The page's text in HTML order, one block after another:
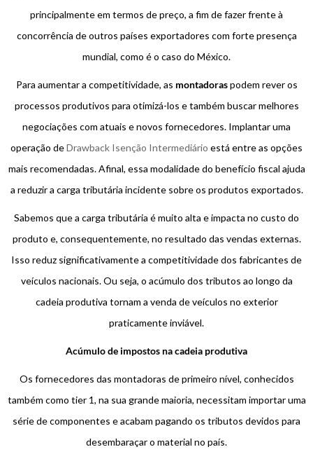
principalmente em termos de preço, a fim de fazer frente à
concorrência de outros países exportadores com forte presença
mundial, como é o caso do México.
Para aumentar a competitividade, as montadoraspodem rever os
processos produtivos para otimizá-los e também buscar melhores
negociações com atuais e novos fornecedores. Implantar uma
operação deDrawback Isenção Intermediário está entre as opções
mais recomendadas. Afinal, essa modalidade do benefício fiscal ajuda
a reduzir a carga tributária incidente sobre os produtos exportados.
Sabemos que a carga tributária é muito alta e impacta no custo do
produto e, consequentemente, no resultado das vendas externas.
Isso reduz significativamente a competitividade dos fabricantes de
veículos nacionais. Ou seja, o acúmulo dos tributos ao longo da
cadeia produtiva tornam a venda de veículos no exterior
praticamente inviável.
Acúmulo de impostos na cadeia produtiva
Os fornecedores das montadoras de primeiro nível, conhecidos
também como tier 1, na sua grande maioria, necessitam importar uma
série de componentes e acabam pagando os tributos devidos para
desembaraçar o material no país.